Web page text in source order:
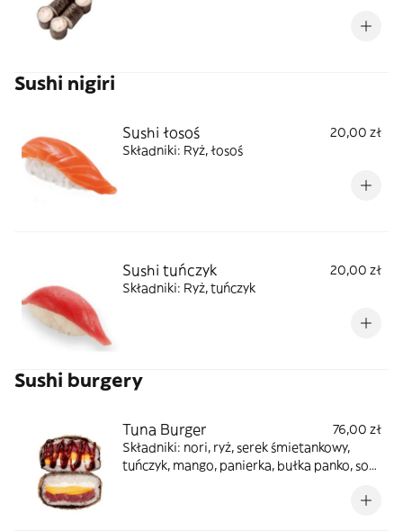
Sushi nigiri
Sushi łosoś
20,00 zł
Składniki: Ryż, łosoś
Sushi tuńczyk
20,00 zł
Składniki: Ryż, tuńczyk
Sushi burgery
Tuna Burger
76,00 zł
Składniki: nori, ryż, serek śmietankowy,
tuńczyk, mango, panierka, bułka panko, sos